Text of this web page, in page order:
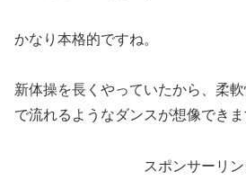
かなり本格的ですね。
新体操を長くやっていたから、柔
で流れるようなダンスが想像できま
スポンサーリン